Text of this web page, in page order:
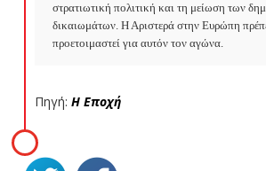
στρατιωτική πολιτική και τη μείωση των
δικαιωμάτων. Η Αριστερά στην Ευρώπη
προετοιμαστεί για αυτόν τον αγώνα.
Πηγή: Η Εποχή